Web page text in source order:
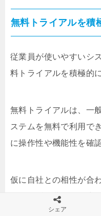
無料トライアルを積
従業員が使いやすいシ
料トライアルを積極的
無料トライアルは、一
ステムを無料で利用で
に操作性や機能性を確
仮に自社との相性が合
かからず、費用を最小
シェア